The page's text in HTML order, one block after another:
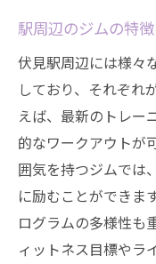
駅周辺のジムの特
伏見駅周辺には様々
しており、それぞれ
えば、最新のトレー
的なワークアウトが
囲気を持つジムでは
に励むことができま
ログラムの多様性も
ィットネス目標やラ